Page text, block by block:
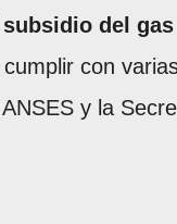
subsidio del gas
con
y la